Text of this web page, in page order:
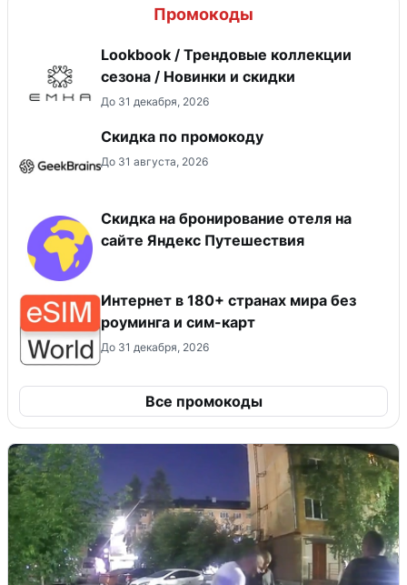
Промокоды
Lookbook / Трендовые коллекции
сезона / Новинки и скидки
До 31 декабря, 2026
Скидка по промокоду
До 31 августа, 2026
Скидка на бронирование отеля на
сайте Яндекс Путешествия
Интернет в 180+ странах мира без
роуминга и сим-карт
До 31 декабря, 2026
Все промокоды